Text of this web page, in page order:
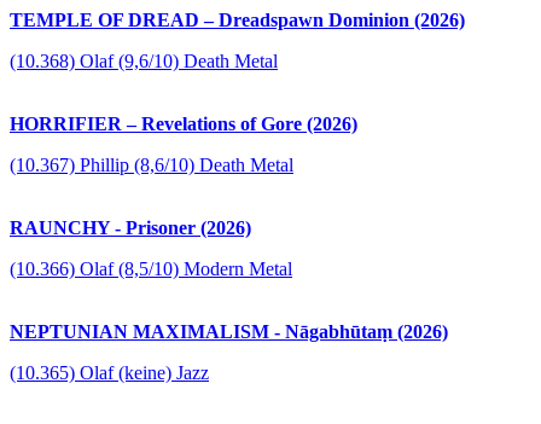
TEMPLE OF DREAD – Dreadspawn Dominion (2026)
(10.368) Olaf (9,6/10) Death Metal
HORRIFIER – Revelations of Gore (2026)
(10.367) Phillip (8,6/10) Death Metal
RAUNCHY - Prisoner (2026)
(10.366) Olaf (8,5/10) Modern Metal
NEPTUNIAN MAXIMALISM - Nāgabhūtaṃ (2026)
(10.365) Olaf (keine) Jazz